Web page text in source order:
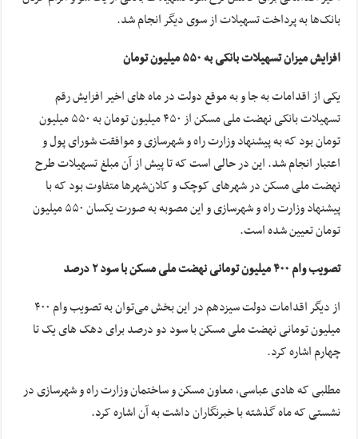
بانک‌ها به پرداخت تسهیلات از سوی دیگر انجام شد.
افزایش میزان تسهیلات بانکی به ۵۵۰ میلیون تومان
یکی از اقدامات به جا و به موقع دولت در ماه های اخیر افزایش رقم
تسهیلات بانکی نهضت ملی مسکن از ۴۵۰ میلیون تومان به ۵۵۰ میلیون
تومان بود که به پیشنهاد وزارت راه و شهرسازی و موافقت شورای پول و
اعتبار انجام شد. این در حالی است که تا پیش از آن مبلغ تسهیلات طرح
نهضت ملی مسکن در شهرهای کوچک و کلان‌شهرها متفاوت بود که با
پیشنهاد وزارت راه و شهرسازی و این مصوبه به صورت یکسان ۵۵۰ میلیون
تومان تعیین شده است.
تصویب وام ۴۰۰ میلیون تومانی نهضت ملی مسکن با سود ۲ درصد
از دیگر اقدامات دولت سیزدهم در این بخش می‌توان به تصویب وام ۴۰۰
میلیون تومانی نهضت ملی مسکن با سود دو درصد برای دهک های یک تا
چهارم اشاره کرد.
مطلبی که هادی عباسی، معاون مسکن و ساختمان وزارت راه و شهرسازی در
نشستی که ماه گذشته با خبرنگاران داشت به آن اشاره کرد.